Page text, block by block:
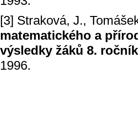
[3] Straková, J.,
matematického a
výsledky žáků 8.
1996.